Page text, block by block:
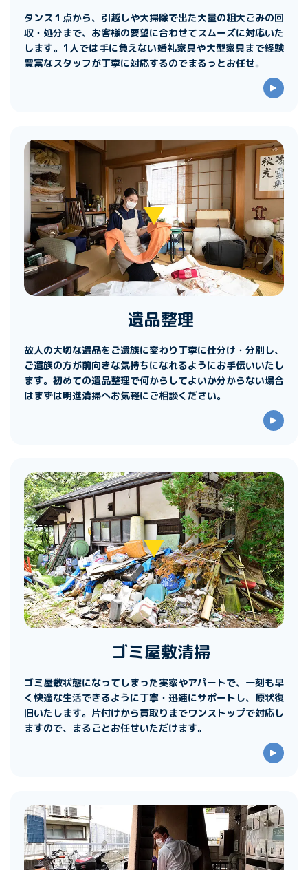
タンス１点から、引越しや大掃除で出た大量の粗大ごみの回
収・処分まで、お客様の要望に合わせてスムーズに対応いた
します。1人では手に負えない婚礼家具や大型家具まで経験
豊富なスタッフが丁寧に対応するのでまるっとお任せ。
遺品整理
故人の大切な遺品をご遺族に変わり丁寧に仕分け・分別し、
ご遺族の方が前向きな気持ちになれるようにお手伝いいたし
ます。初めての遺品整理で何からしてよいか分からない場合
はまずは明進清掃へお気軽にご相談ください。
ゴミ屋敷清掃
ゴミ屋敷状態になってしまった実家やアパートで、一刻も早
く快適な生活できるように丁寧・迅速にサポートし、原状復
旧いたします。片付けから買取りまでワンストップで対応し
ますので、まるごとお任せいただけます。